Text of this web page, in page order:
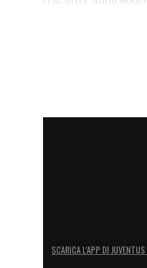
SCARICA L’APP DI